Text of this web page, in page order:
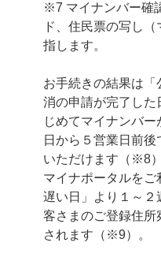
※7 マイナンバー確
ド、住民票の写し
指します。
お手続きの結果は
消の申請が完了した
じめてマイナンバ
日から５営業日前
いただけます（※8）
マイナポータルをご
遅い日」より１～２
客さまのご登録住所
されます（※9）。